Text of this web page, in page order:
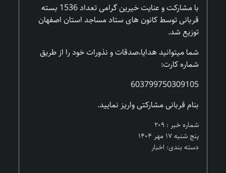
با مشارکت و عنایت خیرین گرامی تعداد 1536 بسته
قربانی توسط کانون های ستاد مساجد استان اصفهان
توزیع شد.
شما میتوانید هدایا،صدقات و نذورات خود را از طریق
شماره کارت:
603799750309105
بنام قربانی مشارکتی واریز نمایید.
شماره خبر : ۲۰۹
پنج شنبه ۱۷ مهر ۱۴۰۴
دسته بندی: اخبار